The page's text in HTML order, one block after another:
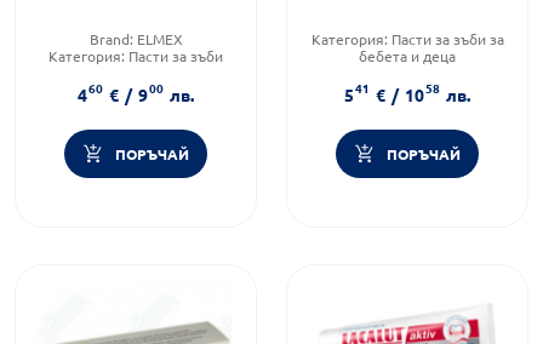
Brand: ELMEX
Категория: Пасти за зъби
460 € / 900 лв.
ПОРЪЧАЙ
Категория: Пасти за зъби за
бебета и деца
Форма на продукта:паста за
зъби
541 € / 1058 лв.
ПОРЪЧАЙ